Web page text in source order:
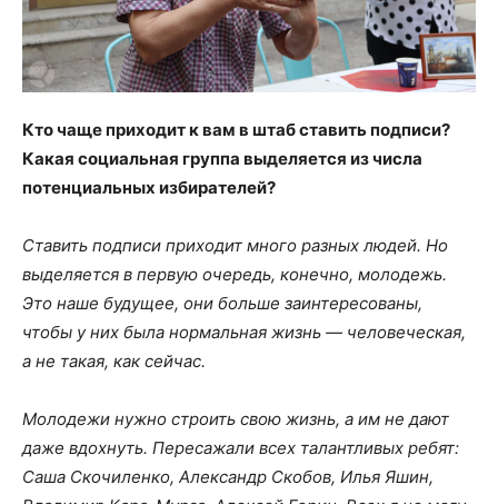
Кто чаще приходит к вам в штаб ставить подписи?
Какая социальная группа выделяется из числа
потенциальных избирателей?
Ставить подписи приходит много разных людей. Но
выделяется в первую очередь, конечно, молодежь.
Это наше будущее, они больше заинтересованы,
чтобы у них была нормальная жизнь — человеческая,
а не такая, как сейчас.
Молодежи нужно строить свою жизнь, а им не дают
даже вдохнуть. Пересажали всех талантливых ребят:
Саша Скочиленко, Александр Скобов, Илья Яшин,